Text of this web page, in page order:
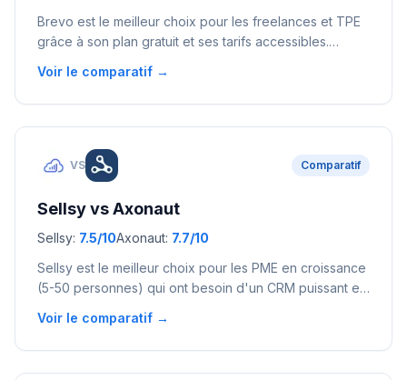
Brevo est le meilleur choix pour les freelances et TPE
grâce à son plan gratuit et ses tarifs accessibles.
support téléphonique premium et une infrastructure
française de premier plan, et qui ont le budget
Voir le comparatif →
VS Comparatif
SellsyvsAxonaut
Sellsy: 7.5/10Axonaut: 7.7/10
Sellsy est le meilleur choix pour les PME en croissance
(5-50 personnes) qui ont besoin d'un CRM puissant et
TPE (1-5 personnes) qui veulent un outil tout-en-un
simple et à prix fixe.
Voir le comparatif →